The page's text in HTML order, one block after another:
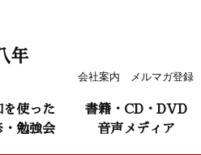
会社案内 メルマガ登録
年
使った
勉強会
書籍・CD・DVD
音声メディア